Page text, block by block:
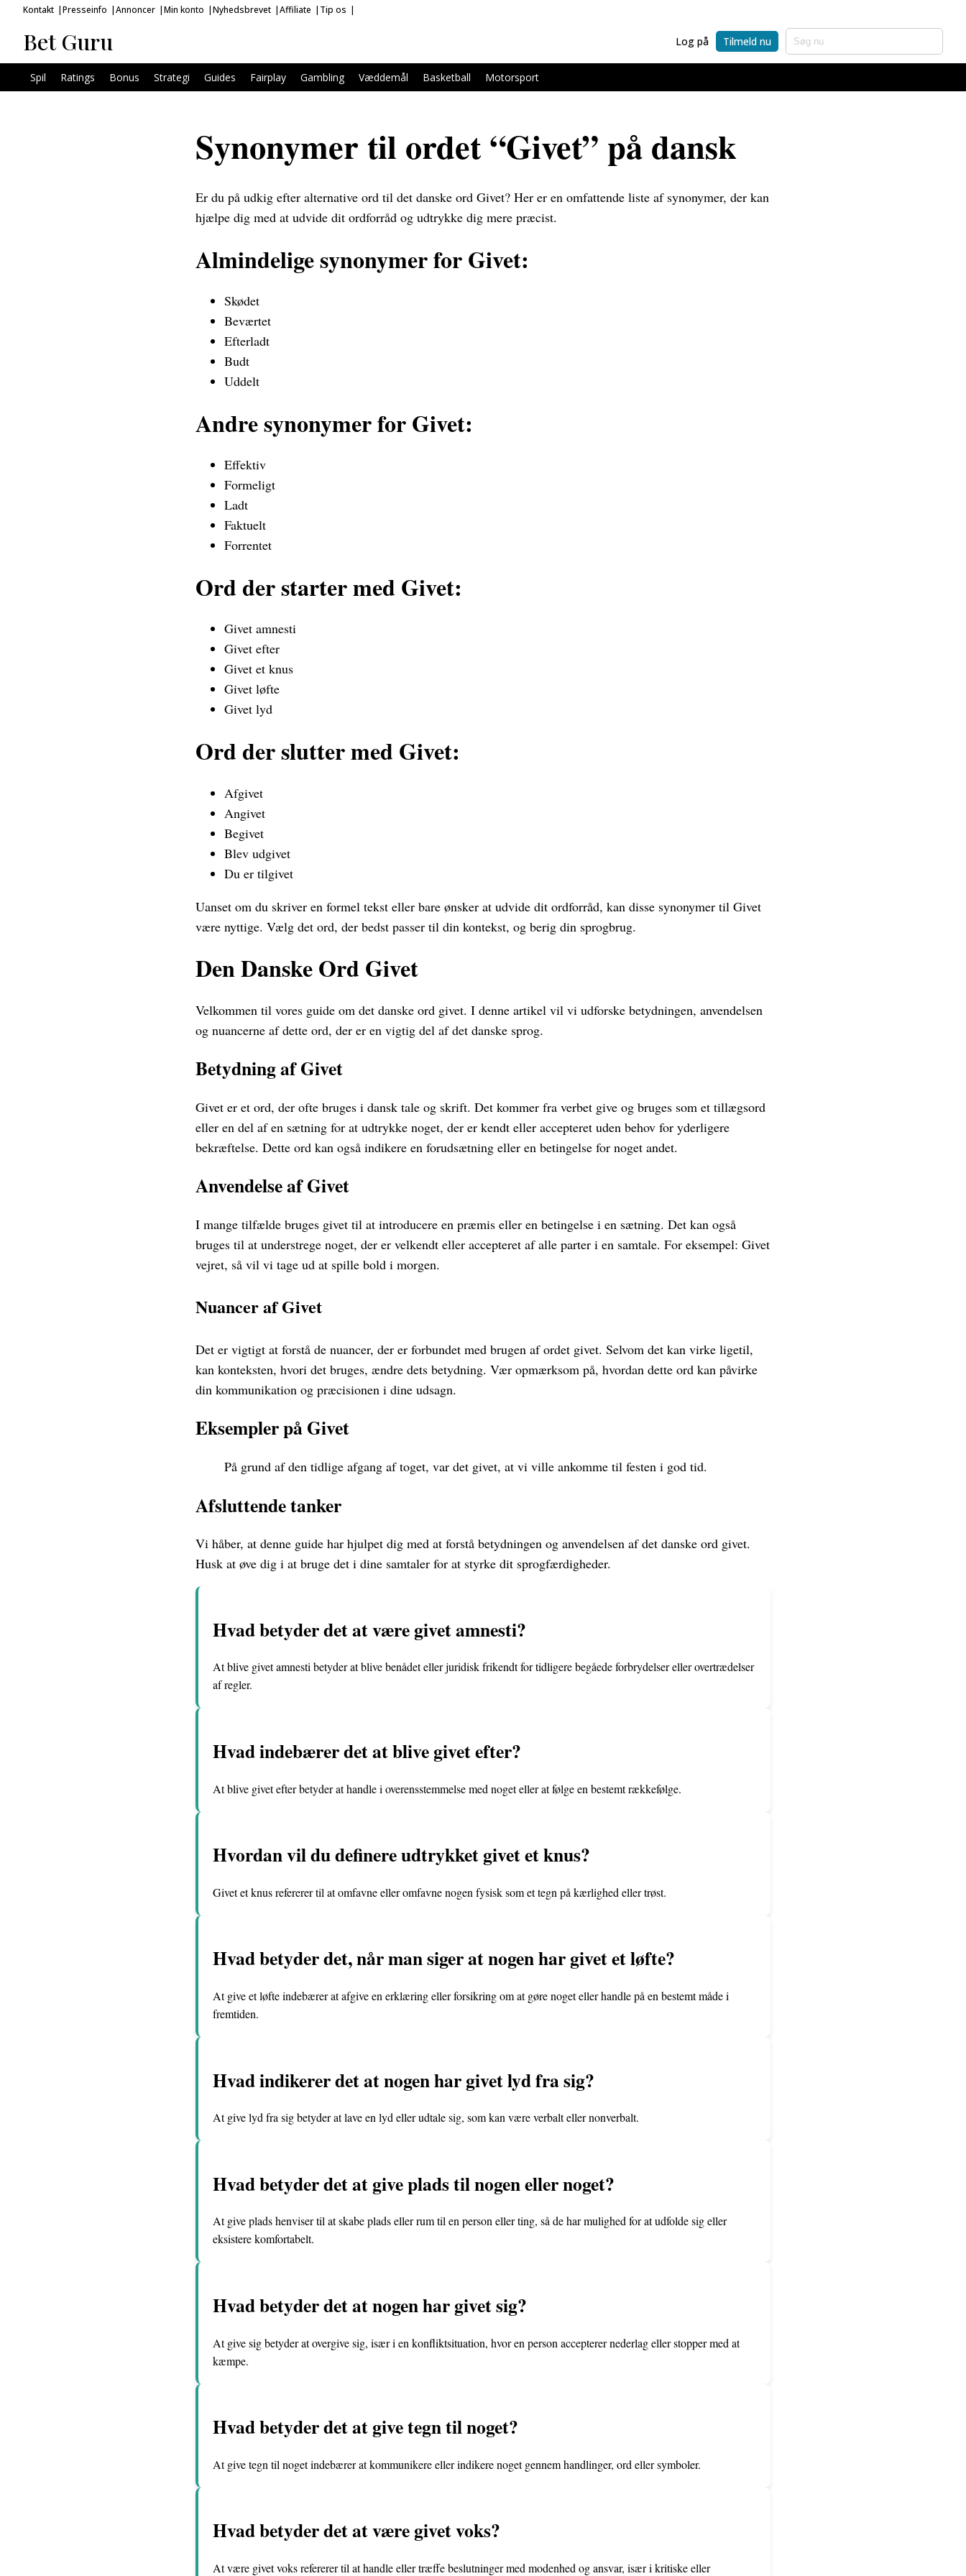
Kontakt Presseinfo Annoncer Min konto Nyhedsbrevet Affiliate Tip os
Bet Guru Log på Tilmeld nu
Spil Ratings Bonus Strategi Guides Fairplay Gambling Væddemål Basketball Motorsport
Synonymer til ordet “Givet” på dansk
Er du på udkig efter alternative ord til det danske ord Givet? Her er en omfattende liste af synonymer, der kan
hjælpe dig med at udvide dit ordforråd og udtrykke dig mere præcist.
Almindelige synonymer for Givet:
Skødet
Beværtet
Efterladt
Budt
Uddelt
Andre synonymer for Givet:
Effektiv
Formeligt
Ladt
Faktuelt
Forrentet
Ord der starter med Givet:
Givet amnesti
Givet efter
Givet et knus
Givet løfte
Givet lyd
Ord der slutter med Givet:
Afgivet
Angivet
Begivet
Blev udgivet
Du er tilgivet
Uanset om du skriver en formel tekst eller bare ønsker at udvide dit ordforråd, kan disse synonymer til Givet
være nyttige. Vælg det ord, der bedst passer til din kontekst, og berig din sprogbrug.
Den Danske Ord Givet
Velkommen til vores guide om det danske ord givet. I denne artikel vil vi udforske betydningen, anvendelsen
og nuancerne af dette ord, der er en vigtig del af det danske sprog.
Betydning af Givet
Givet er et ord, der ofte bruges i dansk tale og skrift. Det kommer fra verbet give og bruges som et tillægsord
eller en del af en sætning for at udtrykke noget, der er kendt eller accepteret uden behov for yderligere
bekræftelse. Dette ord kan også indikere en forudsætning eller en betingelse for noget andet.
Anvendelse af Givet
I mange tilfælde bruges givet til at introducere en præmis eller en betingelse i en sætning. Det kan også
bruges til at understrege noget, der er velkendt eller accepteret af alle parter i en samtale. For eksempel: Givet
vejret, så vil vi tage ud at spille bold i morgen.
Nuancer af Givet
Det er vigtigt at forstå de nuancer, der er forbundet med brugen af ordet givet. Selvom det kan virke ligetil,
kan konteksten, hvori det bruges, ændre dets betydning. Vær opmærksom på, hvordan dette ord kan påvirke
din kommunikation og præcisionen i dine udsagn.
Eksempler på Givet
På grund af den tidlige afgang af toget, var det givet, at vi ville ankomme til festen i god tid.
Afsluttende tanker
Vi håber, at denne guide har hjulpet dig med at forstå betydningen og anvendelsen af det danske ord givet.
Husk at øve dig i at bruge det i dine samtaler for at styrke dit sprogfærdigheder.
Hvad betyder det at være givet amnesti?
At blive givet amnesti betyder at blive benådet eller juridisk frikendt for tidligere begåede forbrydelser eller overtrædelser
af regler.
Hvad indebærer det at blive givet efter?
At blive givet efter betyder at handle i overensstemmelse med noget eller at følge en bestemt rækkefølge.
Hvordan vil du definere udtrykket givet et knus?
Givet et knus refererer til at omfavne eller omfavne nogen fysisk som et tegn på kærlighed eller trøst.
Hvad betyder det, når man siger at nogen har givet et løfte?
At give et løfte indebærer at afgive en erklæring eller forsikring om at gøre noget eller handle på en bestemt måde i
fremtiden.
Hvad indikerer det at nogen har givet lyd fra sig?
At give lyd fra sig betyder at lave en lyd eller udtale sig, som kan være verbalt eller nonverbalt.
Hvad betyder det at give plads til nogen eller noget?
At give plads henviser til at skabe plads eller rum til en person eller ting, så de har mulighed for at udfolde sig eller
eksistere komfortabelt.
Hvad betyder det at nogen har givet sig?
At give sig betyder at overgive sig, især i en konfliktsituation, hvor en person accepterer nederlag eller stopper med at
kæmpe.
Hvad betyder det at give tegn til noget?
At give tegn til noget indebærer at kommunikere eller indikere noget gennem handlinger, ord eller symboler.
Hvad betyder det at være givet voks?
At være givet voks refererer til at handle eller træffe beslutninger med modenhed og ansvar, især i kritiske eller